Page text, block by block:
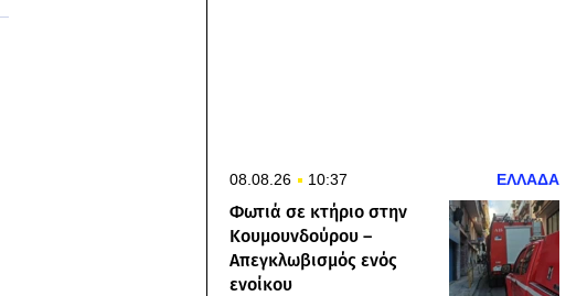
08.08.26 10:37 ΕΛΛΑΔΑ
Φωτιά σε κτήριο στην
Κουμουνδούρου –
Απεγκλωβισμός ενός
ενοίκου